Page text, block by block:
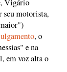
Vigário
seu motorista,
, o
e na
em voz alta o